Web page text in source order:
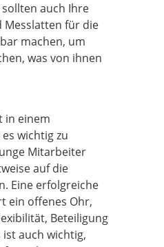
auch Ihre
Messlatten für die
machen, um
was von ihnen
in einem
wichtig zu
Mitarbeiter
auf die
Eine erfolgreiche
ein offenes Ohr,
Beteiligung
ist auch wichtig,